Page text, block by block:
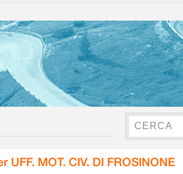
MOT. CIV. DI FROSINONE